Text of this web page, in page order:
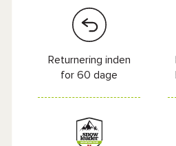
Returnering inden
for 60 dage